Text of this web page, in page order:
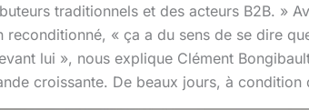
traditionnels et des acteurs B2B. »
reconditionné, « ça a du sens de se dire
lui », nous explique Clément
croissante. De beaux jours, à condition